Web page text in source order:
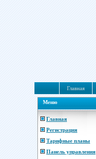
Главная
Меню
Главная
Регистрация
Тарифные планы
Панель управления